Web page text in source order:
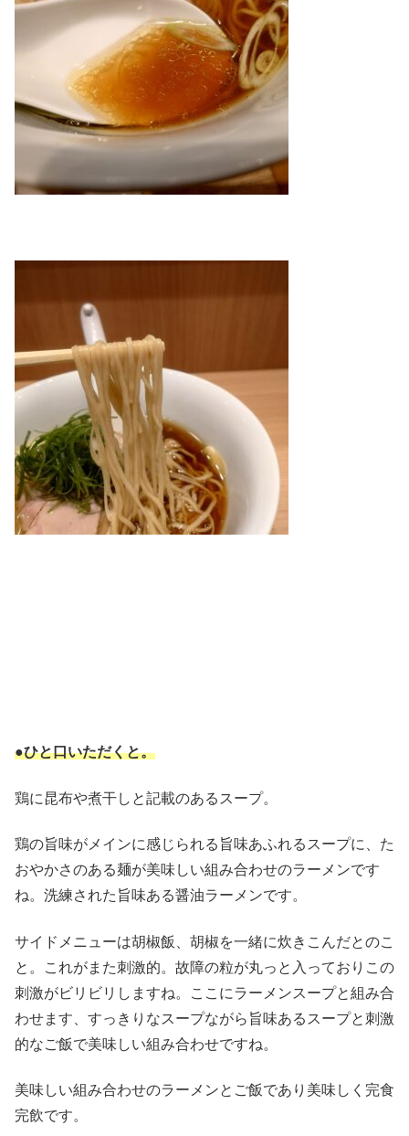
●ひと口いただくと。
鶏に昆布や煮干しと記載のあるスープ。
鶏の旨味がメインに感じられる旨味あふれるスープに、た
おやかさのある麺が美味しい組み合わせのラーメンです
ね。洗練された旨味ある醤油ラーメンです。
サイドメニューは胡椒飯、胡椒を一緒に炊きこんだとのこ
と。これがまた刺激的。故障の粒が丸っと入っておりこの
刺激がビリビリしますね。ここにラーメンスープと組み合
わせます、すっきりなスープながら旨味あるスープと刺激
的なご飯で美味しい組み合わせですね。
美味しい組み合わせのラーメンとご飯であり美味しく完食
完飲です。